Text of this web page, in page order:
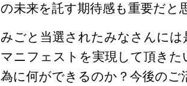
の未来を託す期待感も重要だと
みごと当選されたみなさんには
マニフェストを実現して頂き
為に何ができるのか？今後のご